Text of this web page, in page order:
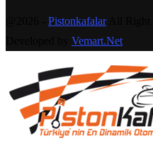
PistonkafalarAll Right
Vemart.Net